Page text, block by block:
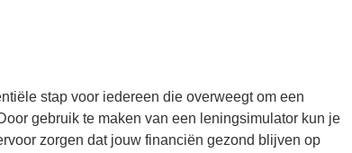
stap voor iedereen die overweegt om een
gebruik te maken van een leningsimulator kun je
zorgen dat jouw financiën gezond blijven op